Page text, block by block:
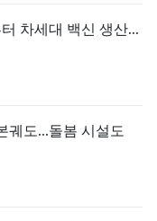
차세대 백신 생산...
궤도...돌봄 시설도